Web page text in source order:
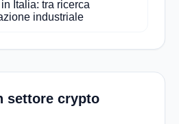
Italia: tra ricerca
industriale
settore crypto